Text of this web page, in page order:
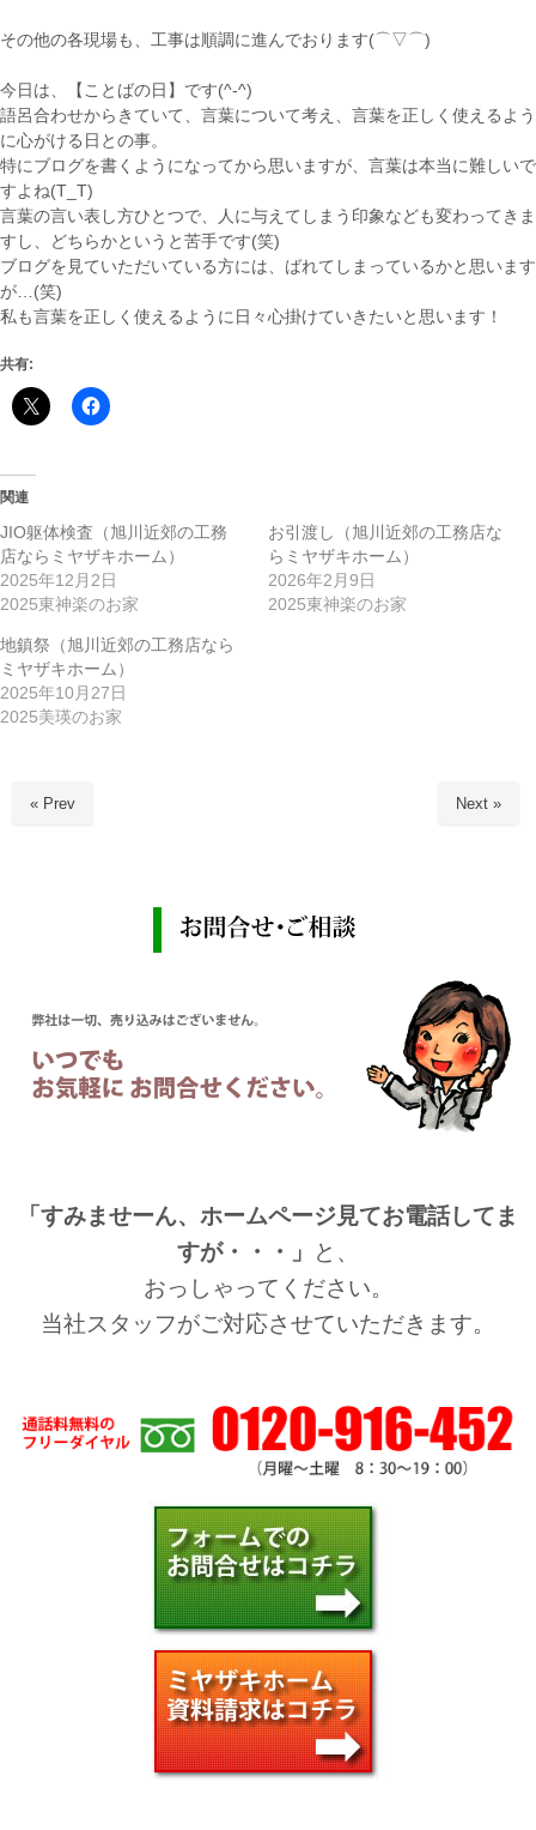
その他の各現場も、工事は順調に進んでおります(⌒▽⌒)
今日は、【ことばの日】です(^-^)
語呂合わせからきていて、言葉について考え、言葉を正しく使えるよう
に心がける日との事。
特にブログを書くようになってから思いますが、言葉は本当に難しいで
すよね(T_T)
言葉の言い表し方ひとつで、人に与えてしまう印象なども変わってきま
すし、どちらかというと苦手です(笑)
ブログを見ていただいている方には、ばれてしまっているかと思います
が…(笑)
私も言葉を正しく使えるように日々心掛けていきたいと思います！
共有:
関連
JIO躯体検査（旭川近郊の工務
店ならミヤザキホーム）
2025年12月2日
2025東神楽のお家
お引渡し（旭川近郊の工務店な
らミヤザキホーム）
2026年2月9日
2025東神楽のお家
地鎮祭（旭川近郊の工務店なら
ミヤザキホーム）
2025年10月27日
2025美瑛のお家
« Prev Next »
「すみませーん、ホームページ見てお電話してま
すが・・・」
と、
おっしゃってください。
当社スタッフがご対応させていただきます。